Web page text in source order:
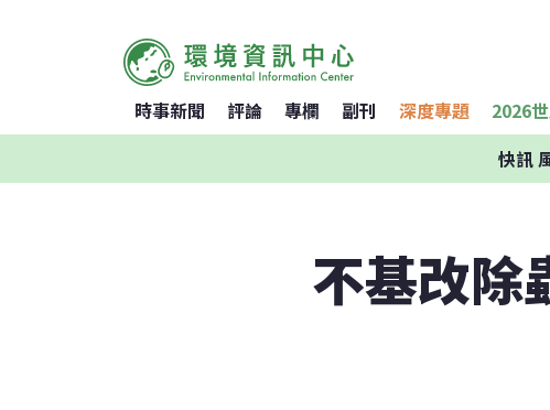
時事新聞 評論 專欄 副刊 深度專題 2026
快訊
不基改除